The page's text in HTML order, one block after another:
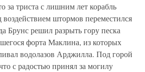
за триста с лишним лет корабль
воздействием штормов переместился
Брунс решил разрыть гору песка
форта Маклина, из которых
водолазов Арджилла. Под горой
с радостью принял за могилу